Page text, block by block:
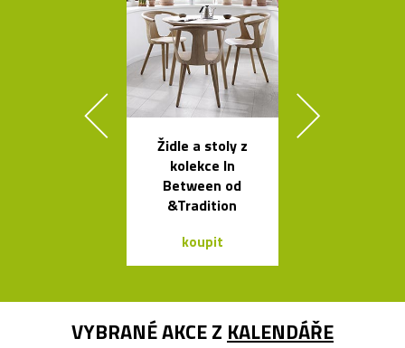
Židle a stoly z
kolekce In
Between od
&Tradition
koupit
VYBRANÉ AKCE Z KALENDÁŘE